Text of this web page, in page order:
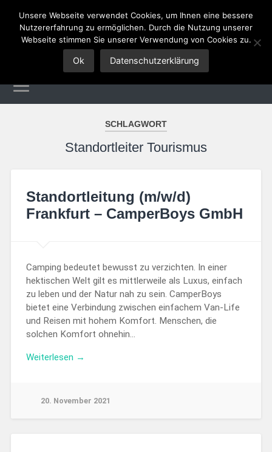
Tourismus Jobs
SCHLAGWORT
Standortleiter Tourismus
Standortleitung (m/w/d)
Frankfurt – CamperBoys GmbH
Camping bedeutet bewusst zu verzichten. In einer
hektischen Welt gilt es mittlerweile als Luxus, einfach
zu leben und der Natur nah zu sein. CamperBoys
bietet eine Verbindung zwischen einfachem Van-Life
und Reisen mit hohem Komfort. Menschen, die
solchen Komfort ohnehin…
Weiterlesen →
20. November 2021
Unsere Webseite verwendet Cookies, um Ihnen eine bessere
Nutzererfahrung zu ermöglichen. Durch die Nutzung unserer
Webseite stimmen Sie unserer Verwendung von Cookies zu.
Ok Datenschutzerklärung